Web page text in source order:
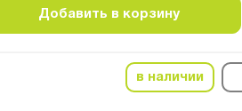
Добавить в корзину
в наличии